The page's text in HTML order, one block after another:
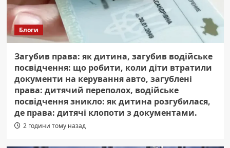
Блоги
Загубив права: як дитина, загубив водійське
посвідчення: що робити, коли діти втратили
документи на керування авто, загублені
права: дитячий переполох, водійське
посвідчення зникло: як дитина розгубилася,
де права: дитячі клопоти з документами.
2 години тому назад